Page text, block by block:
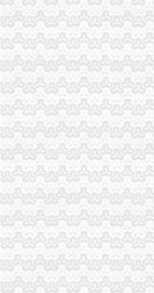
柳州两面针股份有
分类广告_凤凰资讯
这个女汉子初来咋到
关于撤消上海联合
公司经营地址变更-
童家桥公司注销
童家桥一日游重庆今
租售转让|重庆|长寿
【多图】万科锦程,
重庆佩芬建筑劳务有
重庆市星火化工技术
双碑公司注销
7月29日沪深信披大全